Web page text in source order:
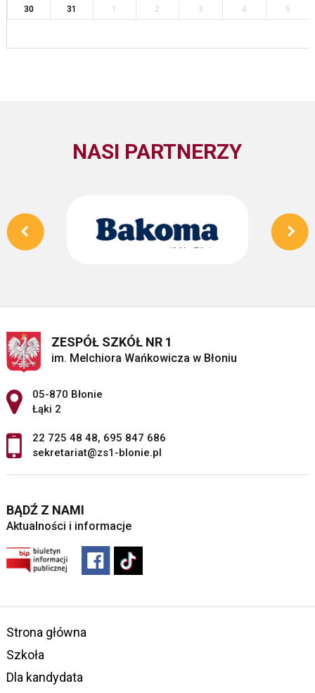
30
31 1 2 3 4 5
NASI PARTNERZY
ZESPÓŁ SZKÓŁ NR 1
im. Melchiora Wańkowicza w Błoniu
Adres pocztowy:
05-870 Błonie
Łąki 2
22 725 48 48, 695 847 686
sekretariat@zs1-blonie.pl
BĄDŹ Z NAMI
Aktualności i informacje
Strona główna
Szkoła
Dla kandydata